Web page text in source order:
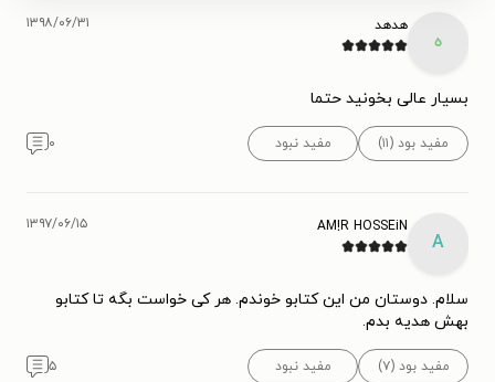
ه
هدهد ۱۳۹۸/۰۶/۳۱
بسیار عالی بخونید حتما
مفید بود (۱۱) مفید نبود ۰
A
AM!R HOSSEiN ۱۳۹۷/۰۶/۱۵
سلام. دوستان من این کتابو خوندم. هر کی خواست بگه تا کتابو
بهش هدیه بدم.
مفید بود (۷) مفید نبود ۵